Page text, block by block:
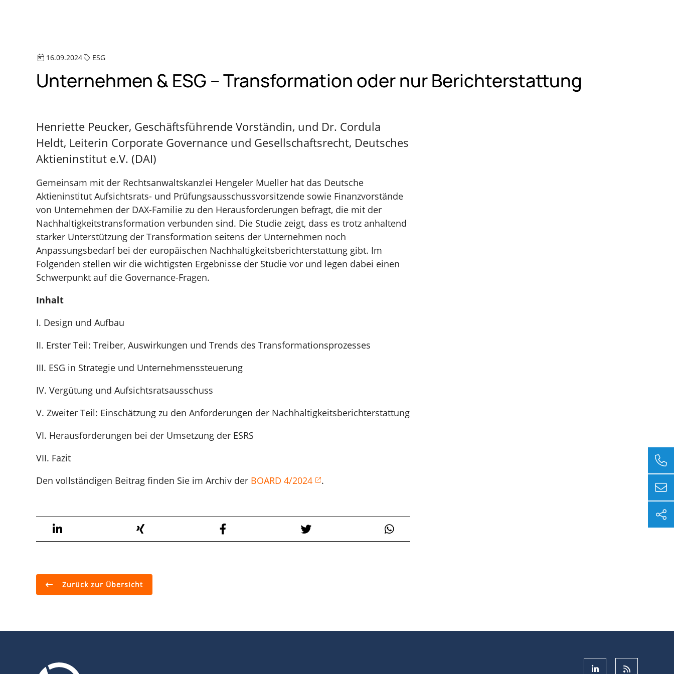
16.09.2024 ESG
Unternehmen & ESG – Transformation oder nur Berichterstattung
Henriette Peucker, Geschäftsführende Vorständin, und Dr. Cordula
Heldt, Leiterin Corporate Governance und Gesellschaftsrecht, Deutsches
Aktieninstitut e.V. (DAI)
Gemeinsam mit der Rechtsanwaltskanzlei Hengeler Mueller hat das Deutsche
Aktieninstitut Aufsichtsrats- und Prüfungsausschussvorsitzende sowie Finanzvorstände
von Unternehmen der DAX-Familie zu den Herausforderungen befragt, die mit der
Nachhaltigkeitstransformation verbunden sind. Die Studie zeigt, dass es trotz anhaltend
starker Unterstützung der Transformation seitens der Unternehmen noch
Anpassungsbedarf bei der europäischen Nachhaltigkeitsberichterstattung gibt. Im
Folgenden stellen wir die wichtigsten Ergebnisse der Studie vor und legen dabei einen
Schwerpunkt auf die Governance-Fragen.
Inhalt
I. Design und Aufbau
II. Erster Teil: Treiber, Auswirkungen und Trends des Transformationsprozesses
III. ESG in Strategie und Unternehmenssteuerung
IV. Vergütung und Aufsichtsratsausschuss
V. Zweiter Teil: Einschätzung zu den Anforderungen der Nachhaltigkeitsberichterstattung
VI. Herausforderungen bei der Umsetzung der ESRS
VII. Fazit
Den vollständigen Beitrag finden Sie im Archiv der BOARD 4/2024 .
Zurück zur Übersicht